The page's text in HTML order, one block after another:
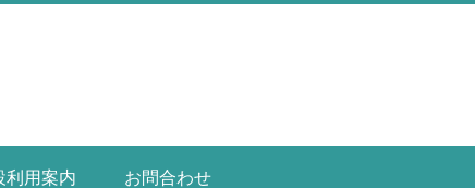
利用案内 お問合わせ